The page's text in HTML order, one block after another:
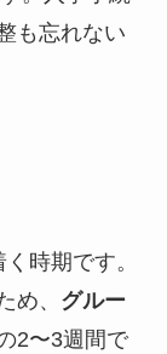
も忘れない
時期です。
め、 グルー
2〜3週間で